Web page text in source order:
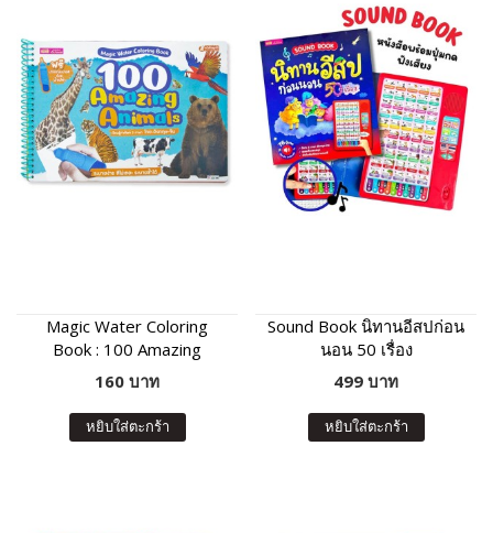
Magic Water Coloring
Book : 100 Amazing
Animals
160 บาท
หยิบใส่ตะกร้า
Sound Book นิทานอีสปก่อน
นอน 50 เรื่อง
499 บาท
หยิบใส่ตะกร้า